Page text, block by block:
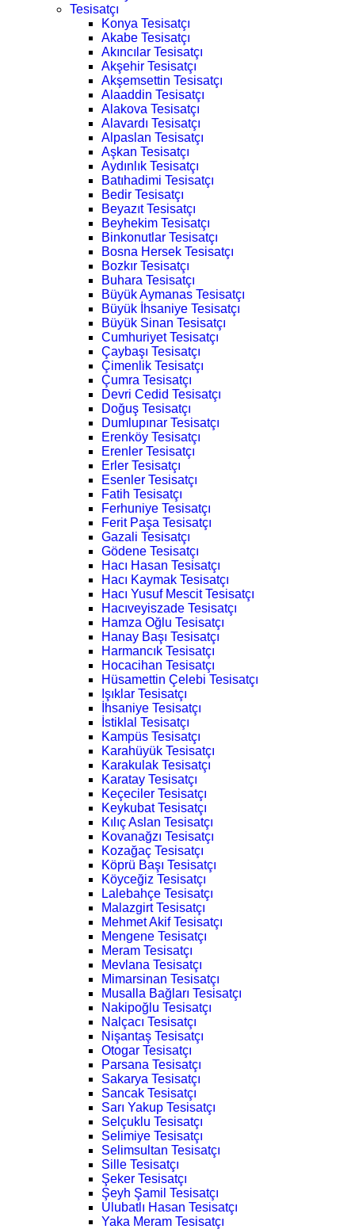
Tesisatçı
Konya Tesisatçı
Akabe Tesisatçı
Akıncılar Tesisatçı
Akşehir Tesisatçı
Akşemsettin Tesisatçı
Alaaddin Tesisatçı
Alakova Tesisatçı
Alavardı Tesisatçı
Alpaslan Tesisatçı
Aşkan Tesisatçı
Aydınlık Tesisatçı
Batıhadimi Tesisatçı
Bedir Tesisatçı
Beyazıt Tesisatçı
Beyhekim Tesisatçı
Binkonutlar Tesisatçı
Bosna Hersek Tesisatçı
Bozkır Tesisatçı
Buhara Tesisatçı
Büyük Aymanas Tesisatçı
Büyük İhsaniye Tesisatçı
Büyük Sinan Tesisatçı
Cumhuriyet Tesisatçı
Çaybaşı Tesisatçı
Çimenlik Tesisatçı
Çumra Tesisatçı
Devri Cedid Tesisatçı
Doğuş Tesisatçı
Dumlupınar Tesisatçı
Erenköy Tesisatçı
Erenler Tesisatçı
Erler Tesisatçı
Esenler Tesisatçı
Fatih Tesisatçı
Ferhuniye Tesisatçı
Ferit Paşa Tesisatçı
Gazali Tesisatçı
Gödene Tesisatçı
Hacı Hasan Tesisatçı
Hacı Kaymak Tesisatçı
Hacı Yusuf Mescit Tesisatçı
Hacıveyiszade Tesisatçı
Hamza Oğlu Tesisatçı
Hanay Başı Tesisatçı
Harmancık Tesisatçı
Hocacihan Tesisatçı
Hüsamettin Çelebi Tesisatçı
Işıklar Tesisatçı
İhsaniye Tesisatçı
İstiklal Tesisatçı
Kampüs Tesisatçı
Karahüyük Tesisatçı
Karakulak Tesisatçı
Karatay Tesisatçı
Keçeciler Tesisatçı
Keykubat Tesisatçı
Kılıç Aslan Tesisatçı
Kovanağzı Tesisatçı
Kozağaç Tesisatçı
Köprü Başı Tesisatçı
Köyceğiz Tesisatçı
Lalebahçe Tesisatçı
Malazgirt Tesisatçı
Mehmet Akif Tesisatçı
Mengene Tesisatçı
Meram Tesisatçı
Mevlana Tesisatçı
Mimarsinan Tesisatçı
Musalla Bağları Tesisatçı
Nakipoğlu Tesisatçı
Nalçacı Tesisatçı
Nişantaş Tesisatçı
Otogar Tesisatçı
Parsana Tesisatçı
Sakarya Tesisatçı
Sancak Tesisatçı
Sarı Yakup Tesisatçı
Selçuklu Tesisatçı
Selimiye Tesisatçı
Selimsultan Tesisatçı
Sille Tesisatçı
Şeker Tesisatçı
Şeyh Şamil Tesisatçı
Ulubatlı Hasan Tesisatçı
Yaka Meram Tesisatçı